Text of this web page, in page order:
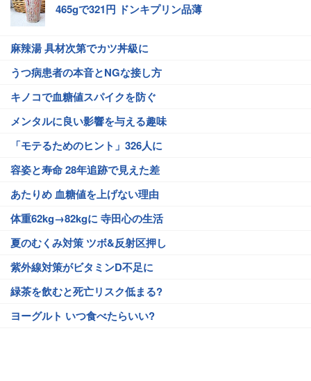
465gで321円 ドンキプリン品薄
麻辣湯 具材次第でカツ丼級に
うつ病患者の本音とNGな接し方
キノコで血糖値スパイクを防ぐ
メンタルに良い影響を与える趣味
「モテるためのヒント」326人に
容姿と寿命 28年追跡で見えた差
あたりめ 血糖値を上げない理由
体重62kg→82kgに 寺田心の生活
夏のむくみ対策 ツボ&反射区押し
紫外線対策がビタミンD不足に
緑茶を飲むと死亡リスク低まる?
ヨーグルト いつ食べたらいい?